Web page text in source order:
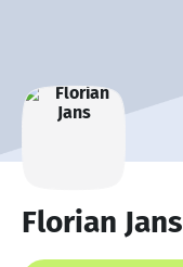
Florian Jans